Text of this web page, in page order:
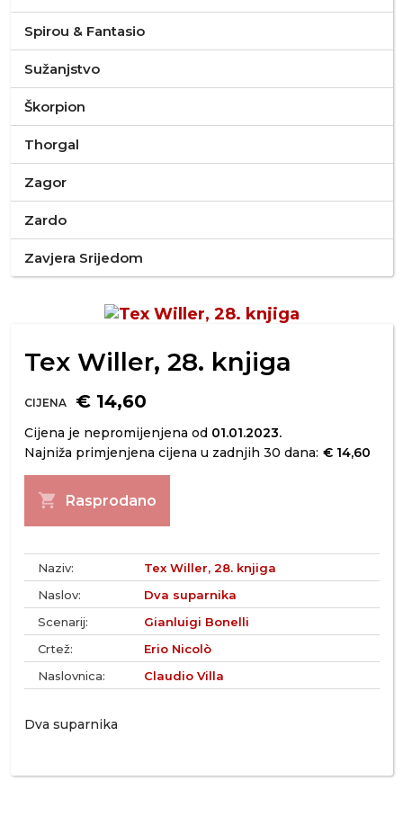
Spirou & Fantasio
Sužanjstvo
Škorpion
Thorgal
Zagor
Zardo
Zavjera Srijedom
Tex Willer, 28. knjiga
CIJENA € 14,60
Cijena je nepromijenjena od 01.01.2023.
Najniža primjenjena cijena u zadnjih 30 dana: € 14,60
shopping_cart Rasprodano
Naziv:
Tex Willer, 28. knjiga
Naslov:
Dva suparnika
Scenarij:
Gianluigi Bonelli
Crtež:
Erio Nicolò
Naslovnica:
Claudio Villa
Dva suparnika